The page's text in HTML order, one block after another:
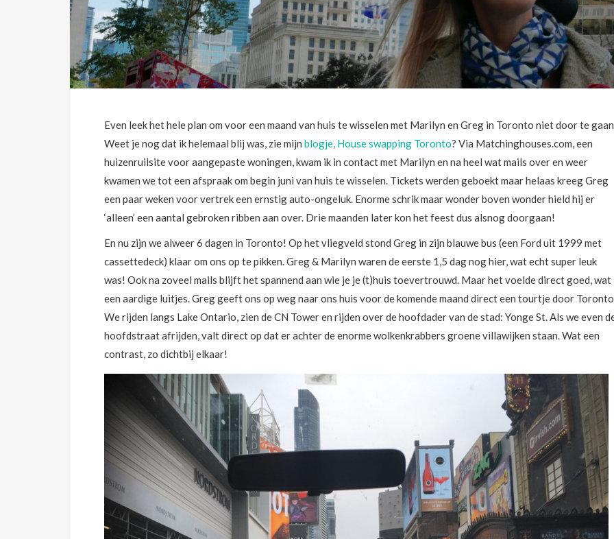
Even leek het hele plan om voor een maand van huis te wisselen met Marilyn en Greg in Toronto niet door te
Weet je nog dat ik helemaal blij was, zie mijn blogje, House swapping Toronto? Via Matchinghouses.com, een
huizenruilsite voor aangepaste woningen, kwam ik in contact met Marilyn en na heel wat mails over en weer
kwamen we tot een afspraak om begin juni van huis te wisselen. Tickets werden geboekt maar helaas kreeg Greg
een paar weken voor vertrek een ernstig auto-ongeluk. Enorme schrik maar wonder boven wonder hield hij er
‘alleen’ een aantal gebroken ribben aan over. Drie maanden later kon het feest dus alsnog doorgaan!
En nu zijn we alweer 6 dagen in Toronto! Op het vliegveld stond Greg in zijn blauwe bus (een Ford uit 1999 met
cassettedeck) klaar om ons op te pikken. Greg & Marilyn waren de eerste 1,5 dag nog hier, wat echt super leuk
was! Ook na zoveel mails blijft het spannend aan wie je je (t)huis toevertrouwd. Maar het voelde direct goed, wat
een aardige luitjes. Greg geeft ons op weg naar ons huis voor de komende maand direct een tourtje door
We rijden langs Lake Ontario, zien de CN Tower en rijden over de hoofdader van de stad: Yonge St. Als we even
hoofdstraat afrijden, valt direct op dat er achter de enorme wolkenkrabbers groene villawijken staan. Wat een
contrast, zo dichtbij elkaar!